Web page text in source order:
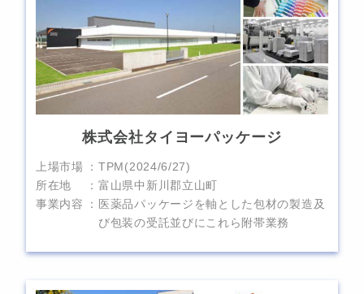
株式会社タイヨーパッケージ
上場市場
TPM(2024/6/27)
所在地
富山県中新川郡立山町
事業内容
医薬品パッケージを軸とした包材の製造及
び包装の受託並びにこれら附帯業務